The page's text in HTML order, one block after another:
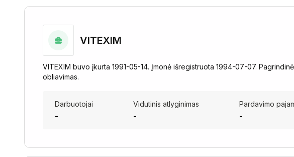
VITEXIM
VITEXIM buvo įkurta 1991-05-14. Įmonė išregistruota 1994-07-07.
obliavimas.
Darbuotojai
-
Vidutinis atlyginimas
-
Pardavimo
-